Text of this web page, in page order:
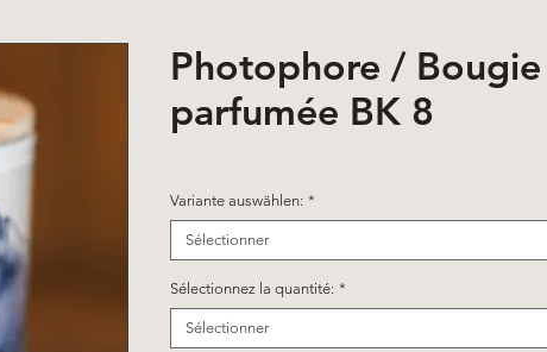
Photophore / Bougie
parfumée BK 8
Variante auswählen: *
Sélectionner
Sélectionnez la quantité: *
Sélectionner